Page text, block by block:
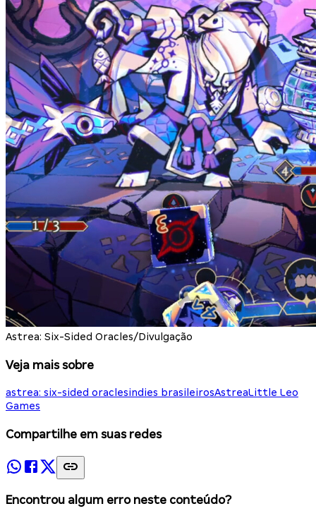
Astrea: Six-Sided Oracles/Divulgação
Veja mais sobre
astrea: six-sided oraclesindies brasileirosAstreaLittle Leo
Games
Compartilhe em suas redes
Encontrou algum erro neste conteúdo?